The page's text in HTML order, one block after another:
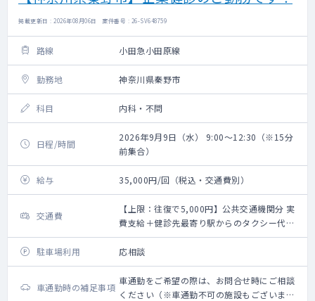
掲載更新日 : 2026年08月06日 案件番号 : 26-SV648759
路線 小田急小田原線
勤務地 神奈川県秦野市
科目 内科・不問
日程/時間
2026年9月9日（水） 9:00～12:30（※15分
前集合）
給与 35,000円/回（税込・交通費別）
交通費
【上限：往復で5,000円】公共交通機関分 実
費支給＋健診先最寄り駅からのタクシー代
（要領収書）
駐車場利用
応相談
車通勤時の補足事項
車通勤をご希望の際は、お問合せ時にご相談
ください（※車通勤不可の施設もございま